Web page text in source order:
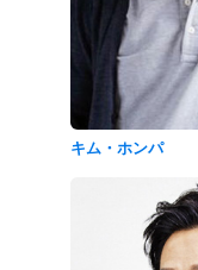
キム・ホンパ